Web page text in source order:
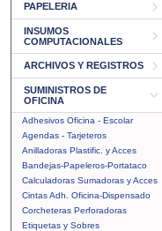
PAPELERIA
INSUMOS
COMPUTACIONALES
ARCHIVOS Y REGISTROS
SUMINISTROS DE
OFICINA
Adhesivos Oficina - Escolar
Agendas - Tarjeteros
Anilladoras Plastific. y Acces
Bandejas-Papeleros-Portataco
Calculadoras Sumadoras y Acces
Cintas Adh. Oficina-Dispensado
Corcheteras Perforadoras
Etiquetas y Sobres